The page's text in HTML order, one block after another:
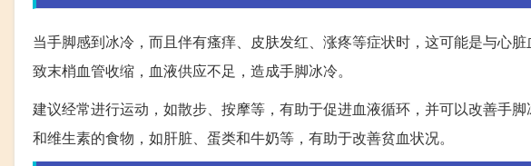
当手脚感到冰冷，而且伴有瘙痒、皮肤发红、涨疼等症状时，这可能是与心
致末梢血管收缩，血液供应不足，造成手脚冰冷。
建议经常进行运动，如散步、按摩等，有助于促进血液循环，并可以改善手
和维生素的食物，如肝脏、蛋类和牛奶等，有助于改善贫血状况。